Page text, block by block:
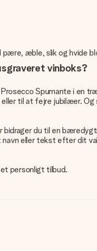
æble, slik og hvide
vinboks?
Spumante i en
til at fejre jubilæer.
du til en
eller tekst efter dit
personligt tilbud.